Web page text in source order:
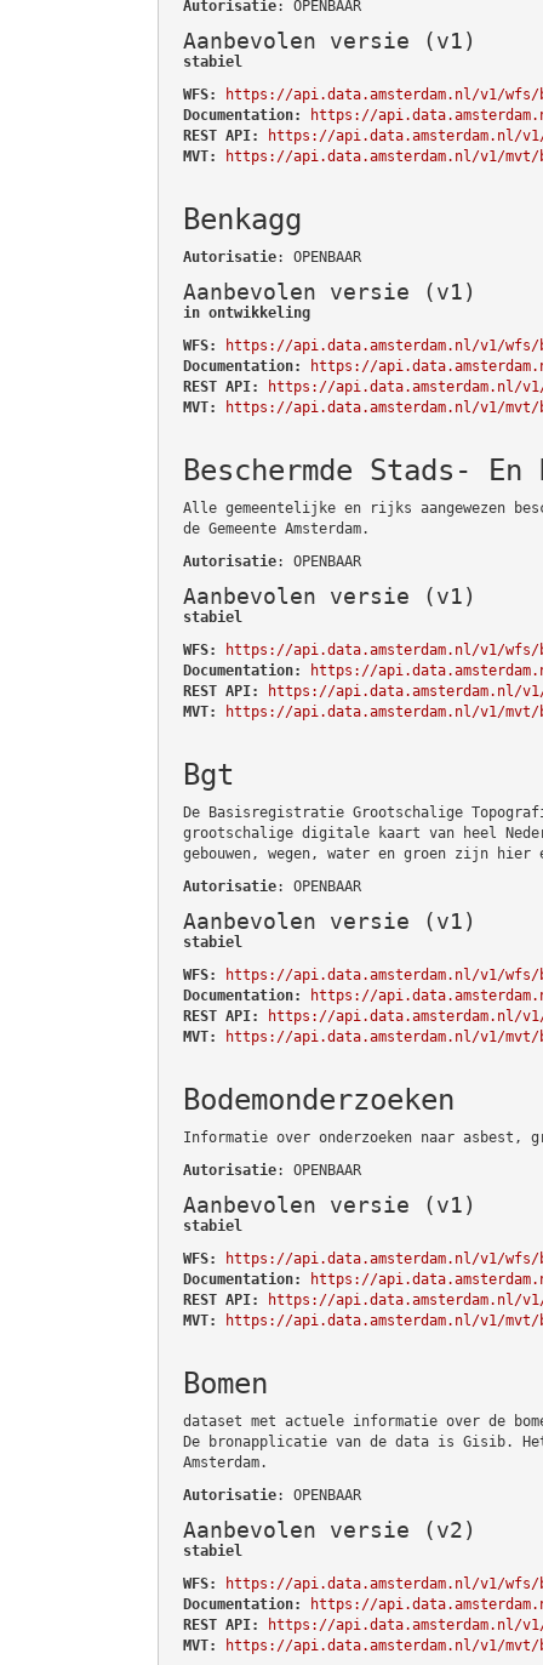
Autorisatie: OPENBAAR
Aanbevolen versie (v1)
stabiel
WFS:
https://api.data.amsterdam.nl/v1/wfs/
Documentation:
https://
REST API:
https://api.data.amsterdam.nl/
MVT:
https://api.data.amsterdam.nl/v1/mvt/
Benkagg
Autorisatie: OPENBAAR
Aanbevolen versie (v1)
in ontwikkeling
WFS:
https://api.data.amsterdam.nl/v1/wfs/
Documentation:
https://
REST API:
https://api.data.amsterdam.nl/v1/
MVT:
https://api.data.amsterdam.nl/v1/mvt/
Beschermde Stads-
Alle gemeentelijke en rijks aangewezen
de Gemeente Amsterdam.
Autorisatie: OPENBAAR
Aanbevolen versie (v1)
stabiel
WFS:
https://api.data.amsterdam.nl/v1/wfs/
Documentation:
https://
REST API:
https://api.data.amsterdam.nl/v1/
MVT:
https://api.data.amsterdam.nl/v1/mvt/
Bgt
De Basisregistratie Grootschalige
grootschalige digitale kaart van heel
gebouwen, wegen, water en groen zijn hier
Autorisatie: OPENBAAR
Aanbevolen versie (v1)
stabiel
WFS:
https://api.data.amsterdam.nl/v1/wfs/
Documentation:
https://
REST API:
https://api.data.amsterdam.nl/
MVT:
https://api.data.amsterdam.nl/v1/mvt/
Bodemonderzoeken
Informatie over onderzoeken naar asbest,
Autorisatie: OPENBAAR
Aanbevolen versie (v1)
stabiel
WFS:
https://api.data.amsterdam.nl/v1/wfs/
Documentation:
https://
REST API:
https://api.data.amsterdam.nl/v1/
MVT:
https://api.data.amsterdam.nl/v1/mvt/
Bomen
dataset met actuele informatie over de
De bronapplicatie van de data is Gisib. Het
Amsterdam.
Autorisatie: OPENBAAR
Aanbevolen versie (v2)
stabiel
WFS:
https://api.data.amsterdam.nl/v1/wfs/
Documentation:
https://
REST API:
https://api.data.amsterdam.nl/v1/
MVT:
https://api.data.amsterdam.nl/v1/mvt/